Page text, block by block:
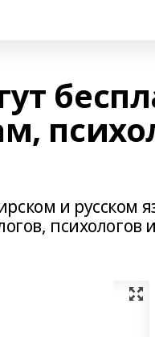
и русском
психологов и